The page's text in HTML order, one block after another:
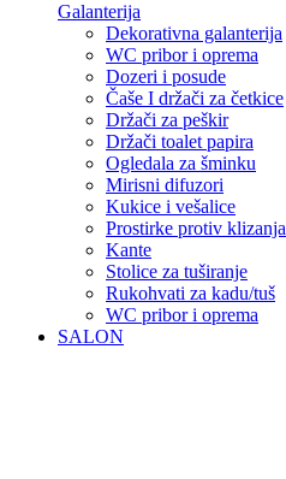
Galanterija
Dekorativna galanterija
WC pribor i oprema
Dozeri i posude
Čaše I držači za četkice
Držači za peškir
Držači toalet papira
Ogledala za šminku
Mirisni difuzori
Kukice i vešalice
Prostirke protiv klizanja
Kante
Stolice za tuširanje
Rukohvati za kadu/tuš
WC pribor i oprema
SALON